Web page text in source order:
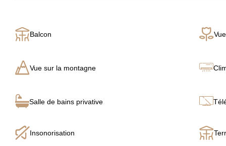
Balcon
Vue sur la montagne
Salle de bains privative
Insonorisation